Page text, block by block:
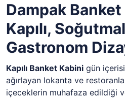
Dampak
Kapılı,
Gastronom
Kapılı Banket Kabini gün
ağırlayan lokanta ve
içeceklerin muhafaza edildiği